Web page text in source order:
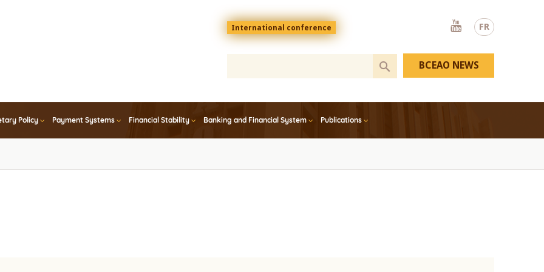
FR
Menu
top
En
International conference
Youtube
Policy Payment Systems Financial Stability Banking and Financial System Publications
BCEAO NEWS